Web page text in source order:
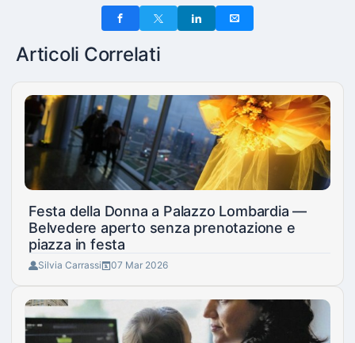
Articoli Correlati
Festa della Donna a Palazzo Lombardia —
Belvedere aperto senza prenotazione e
piazza in festa
Silvia Carrassi 07 Mar 2026